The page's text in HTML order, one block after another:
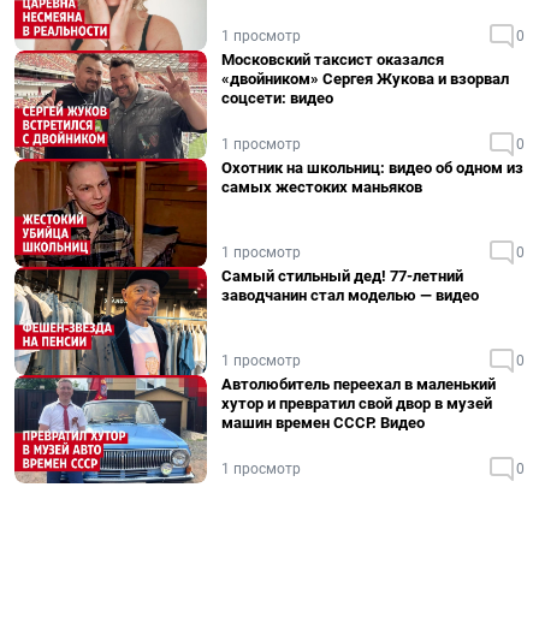
1 просмотр 0
Московский таксист оказался
«двойником» Сергея Жукова и взорвал
соцсети: видео
1 просмотр 0
Охотник на школьниц: видео об одном из
самых жестоких маньяков
1 просмотр 0
Самый стильный дед! 77-летний
заводчанин стал моделью — видео
1 просмотр 0
Автолюбитель переехал в маленький
хутор и превратил свой двор в музей
машин времен СССР. Видео
1 просмотр 0